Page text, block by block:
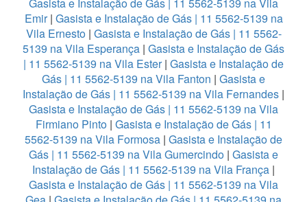
Gasista e Instalação de Gás | 11 5562-5139 na Vila
Emir| Gasista e Instalação de Gás | 11 5562-5139 na
Vila Ernesto| Gasista e Instalação de Gás | 11 5562-
5139 na Vila Esperança | Gasista e Instalação de Gás
| 11 5562-5139 na Vila Ester| Gasista e Instalação de
Gás | 11 5562-5139 na Vila Fanton | Gasista e
Instalação de Gás | 11 5562-5139 na Vila Fernandes |
Gasista e Instalação de Gás | 11 5562-5139 na Vila
Firmiano Pinto| Gasista e Instalação de Gás | 11
5562-5139 na Vila Formosa | Gasista e Instalação de
Gás | 11 5562-5139 na Vila Gumercindo | Gasista e
Instalação de Gás | 11 5562-5139 na Vila França |
Gasista e Instalação de Gás | 11 5562-5139 na Vila